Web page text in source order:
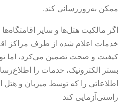
ممکن به‌روزرسانی کند.
اگر مالکیت هتل‌ها و سایر اقامتگاه‌ها
خدمات اعلام شده از طرف مراکز
کیفیت و صحت تضمین می‌کرد، اما
بستر الکترونیک، خدمات را
اطلاعاتی را که توسط میزبان و هتل
راستی‌آزمایی کند.